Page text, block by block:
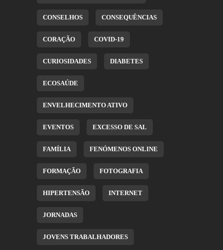
CONSELHOS CONSEQUÊNCIAS
CORAÇÃO COVID-19
CURIOSIDADES DIABETES
ECOSAÚDE
ENVELHECIMENTO ATIVO
EVENTOS EXCESSO DE SAL
FAMÍLIA FENÓMENOS ONLINE
FORMAÇÃO FOTOGRAFIA
HIPERTENSÃO INTERNET
JORNADAS
JOVENS TRABALHADORES